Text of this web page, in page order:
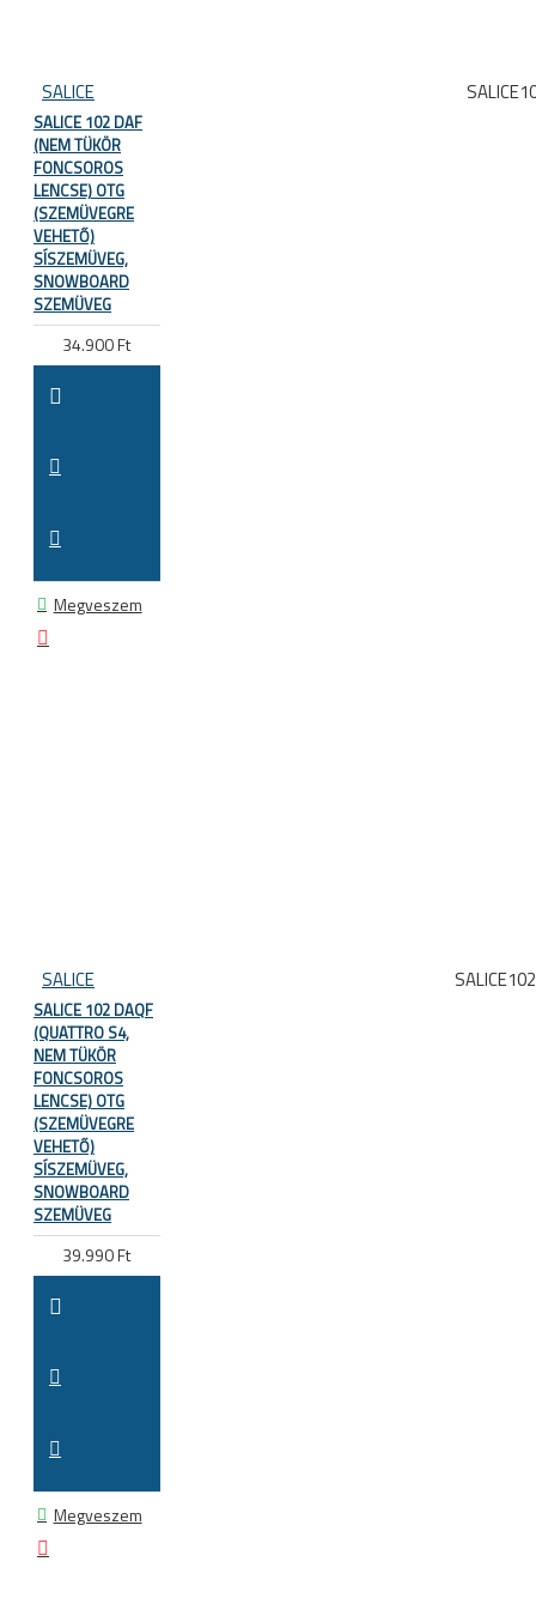
SALICE
SALICE 102 DAF
(NEM TÜKÖR
FONCSOROS
LENCSE) OTG
(SZEMÜVEGRE
VEHETŐ)
SÍSZEMÜVEG,
SNOWBOARD
SZEMÜVEG
34.900 Ft
Megveszem
SALICE
SALICE 102 DAQF
(QUATTRO S4,
NEM TÜKÖR
FONCSOROS
LENCSE) OTG
(SZEMÜVEGRE
VEHETŐ)
SÍSZEMÜVEG,
SNOWBOARD
SZEMÜVEG
39.990 Ft
Megveszem